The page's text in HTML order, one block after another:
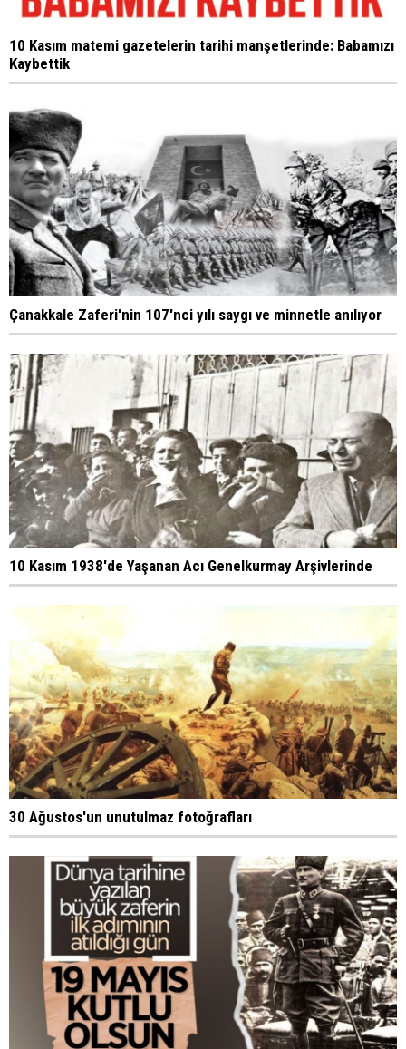
10 Kasım matemi gazetelerin tarihi manşetlerinde: Babamızı
Kaybettik
Çanakkale Zaferi'nin 107'nci yılı saygı ve minnetle anılıyor
10 Kasım 1938'de Yaşanan Acı Genelkurmay Arşivlerinde
30 Ağustos'un unutulmaz fotoğrafları